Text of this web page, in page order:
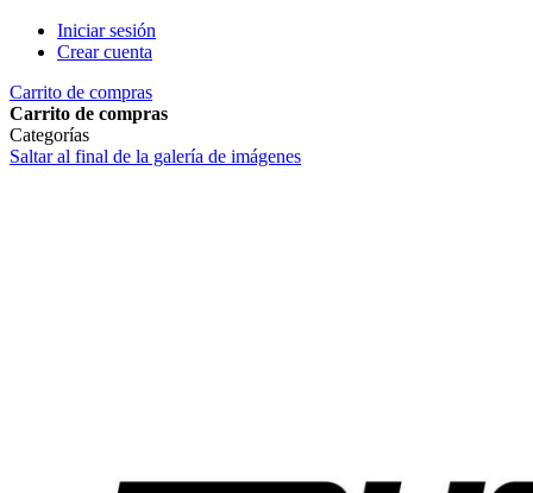
Iniciar sesión
Crear cuenta
Carrito de compras
Carrito de compras
Categorías
Saltar al final de la galería de imágenes